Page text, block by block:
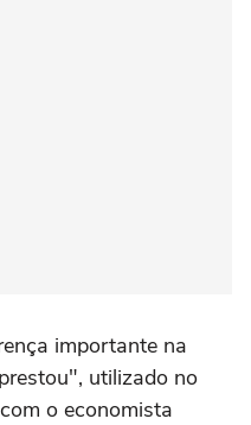
importante na
utilizado no
o economista